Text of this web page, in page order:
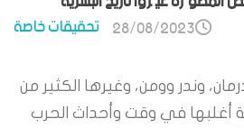
تحقيقات خاصة 28/08/2023
وندر وومن، وغيرها الكثير من
أغلبها في وقت وأحداث الحرب